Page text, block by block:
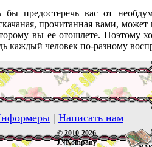
бы предостеречь вас от
прочитанная вами,
вы ее отошлете. Поэтому
каждый человек по-разному
| Написать нам
© 2010-2026
JNKompany